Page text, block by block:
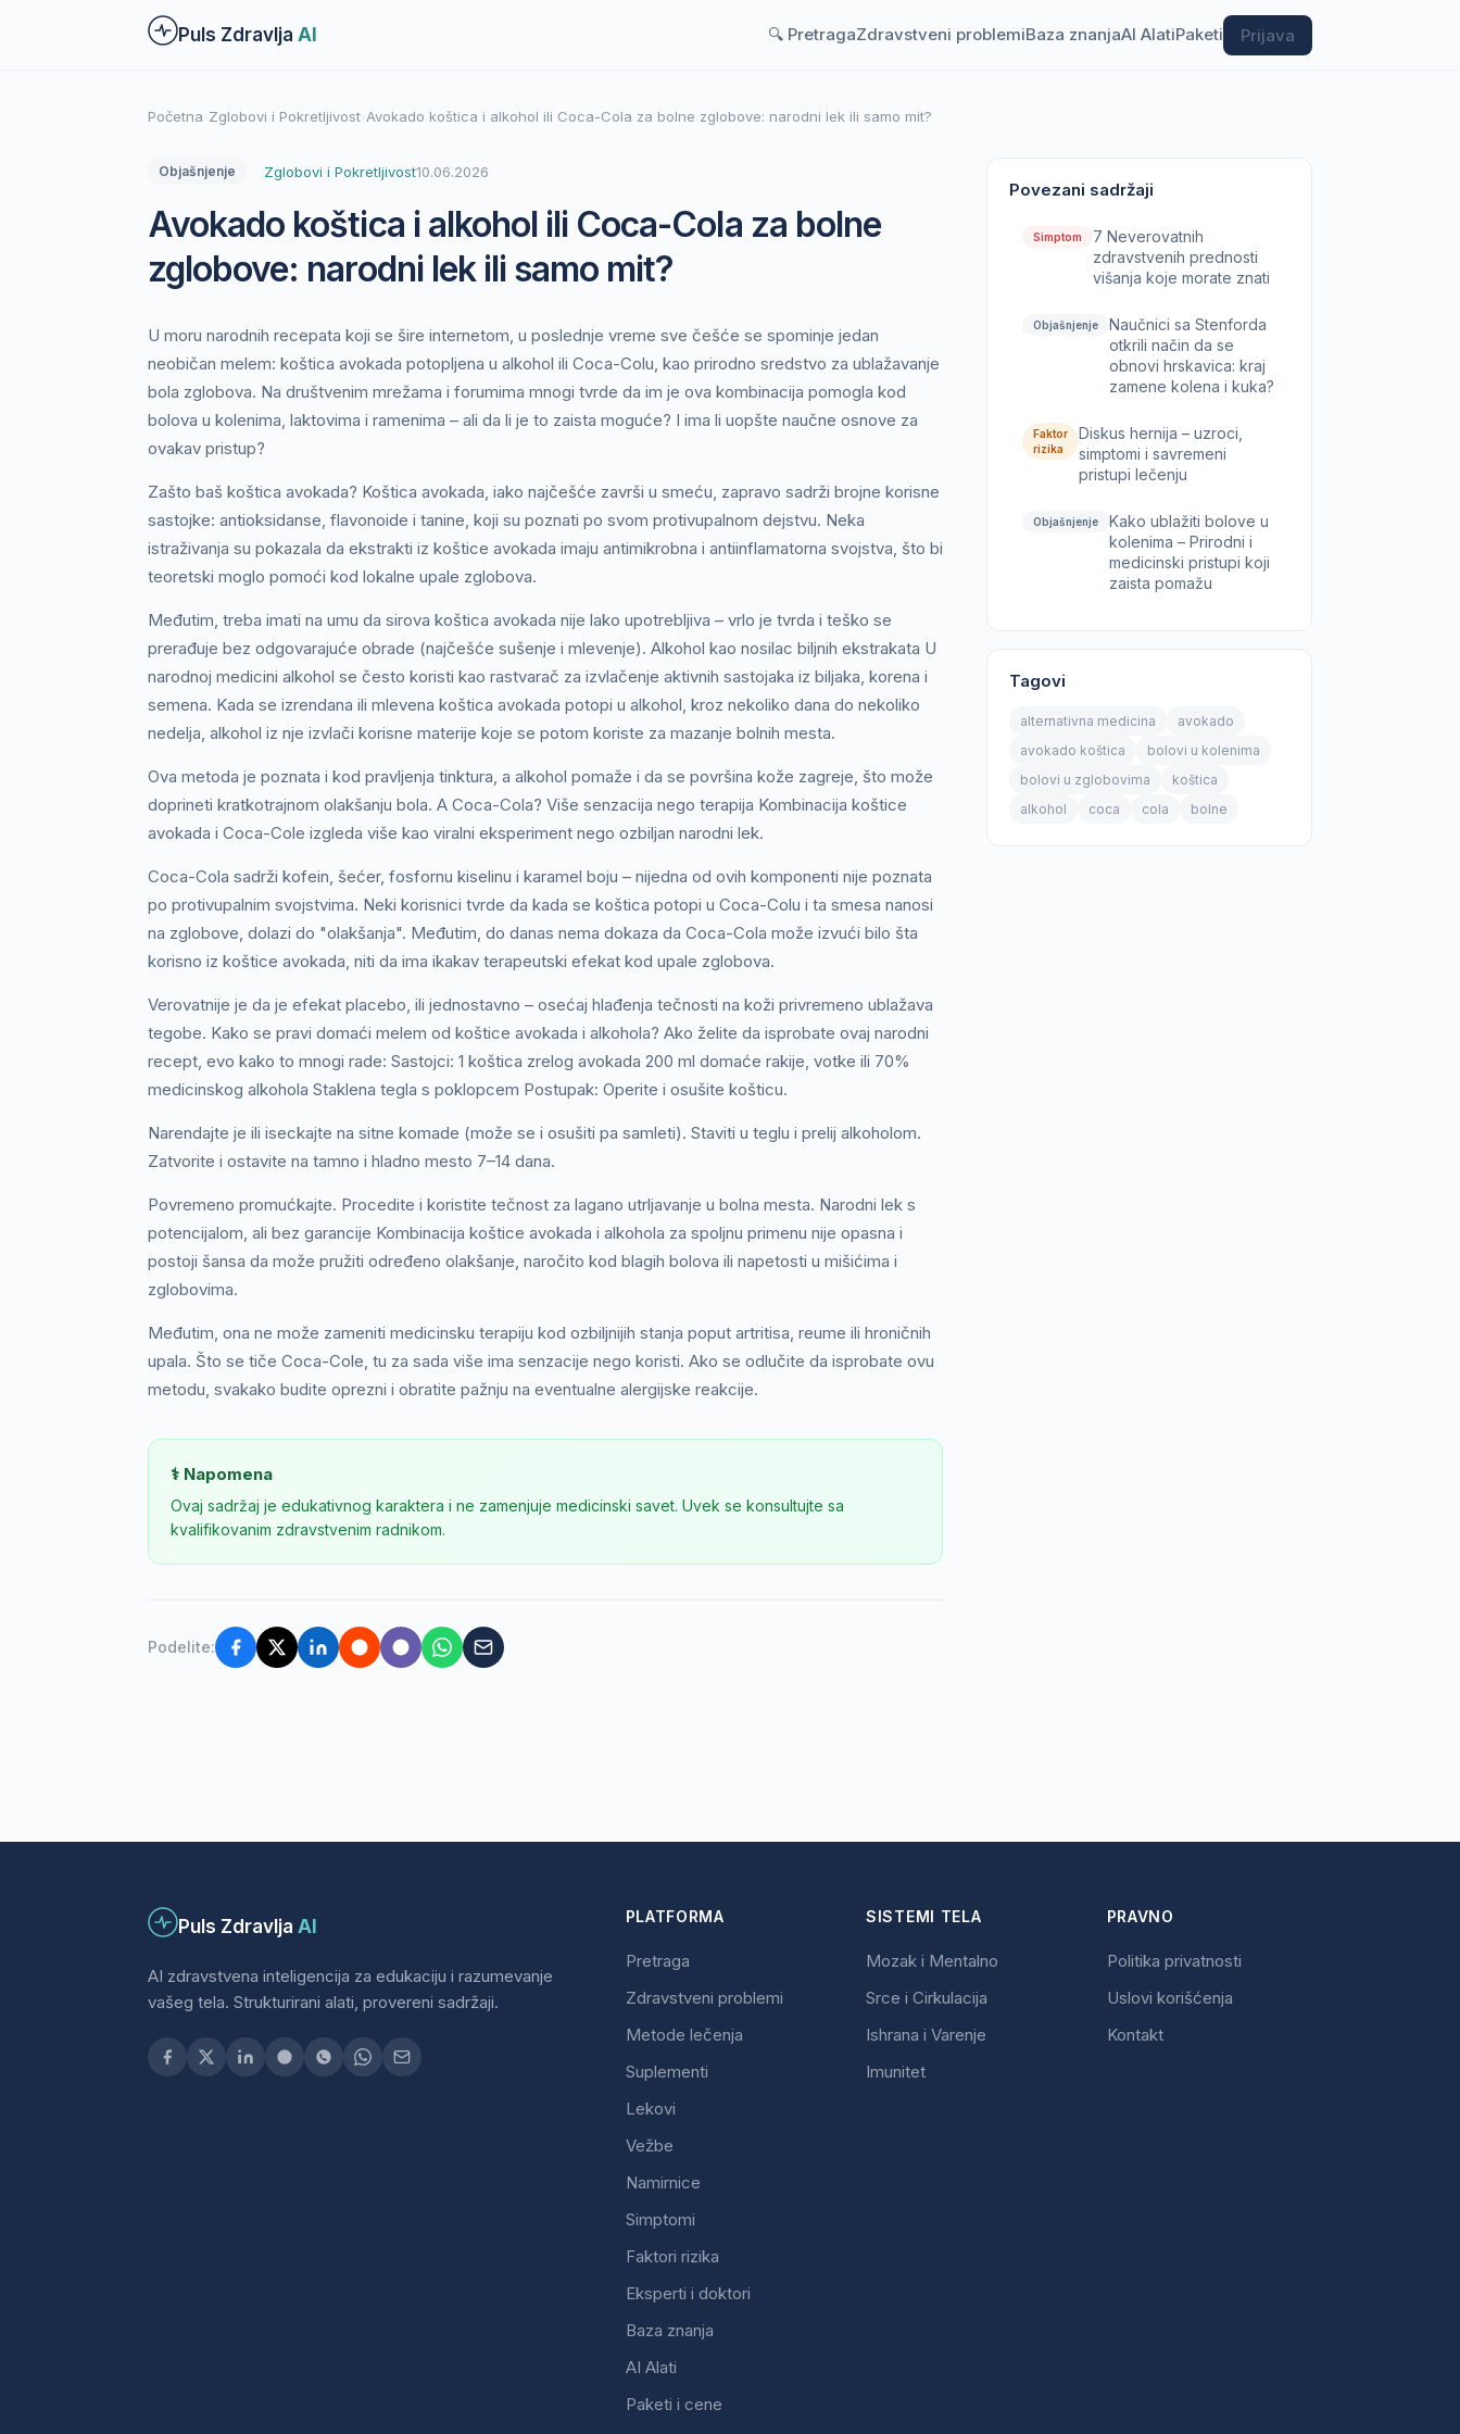
Puls Zdravlja AI 🔍 PretragaZdravstveni problemiBaza znanjaAI AlatiPaketi Prijava
Početna Zglobovi i Pokretljivost Avokado koštica i alkohol ili Coca-Cola za bolne zglobove: narodni lek ili samo mit?
Objašnjenje Zglobovi i Pokretljivost10.06.2026
Avokado koštica i alkohol ili Coca-Cola za bolne
zglobove: narodni lek ili samo mit?
U moru narodnih recepata koji se šire internetom, u poslednje vreme sve češće se spominje jedan
neobičan melem: koštica avokada potopljena u alkohol ili Coca-Colu, kao prirodno sredstvo za ublažavanje
bola zglobova. Na društvenim mrežama i forumima mnogi tvrde da im je ova kombinacija pomogla kod
bolova u kolenima, laktovima i ramenima – ali da li je to zaista moguće? I ima li uopšte naučne osnove za
ovakav pristup?
Zašto baš koštica avokada? Koštica avokada, iako najčešće završi u smeću, zapravo sadrži brojne korisne
sastojke: antioksidanse, flavonoide i tanine, koji su poznati po svom protivupalnom dejstvu. Neka
istraživanja su pokazala da ekstrakti iz koštice avokada imaju antimikrobna i antiinflamatorna svojstva, što bi
teoretski moglo pomoći kod lokalne upale zglobova.
Međutim, treba imati na umu da sirova koštica avokada nije lako upotrebljiva – vrlo je tvrda i teško se
prerađuje bez odgovarajuće obrade (najčešće sušenje i mlevenje). Alkohol kao nosilac biljnih ekstrakata U
narodnoj medicini alkohol se često koristi kao rastvarač za izvlačenje aktivnih sastojaka iz biljaka, korena i
semena. Kada se izrendana ili mlevena koštica avokada potopi u alkohol, kroz nekoliko dana do nekoliko
nedelja, alkohol iz nje izvlači korisne materije koje se potom koriste za mazanje bolnih mesta.
Ova metoda je poznata i kod pravljenja tinktura, a alkohol pomaže i da se površina kože zagreje, što može
doprineti kratkotrajnom olakšanju bola. A Coca-Cola? Više senzacija nego terapija Kombinacija koštice
avokada i Coca-Cole izgleda više kao viralni eksperiment nego ozbiljan narodni lek.
Coca-Cola sadrži kofein, šećer, fosfornu kiselinu i karamel boju – nijedna od ovih komponenti nije poznata
po protivupalnim svojstvima. Neki korisnici tvrde da kada se koštica potopi u Coca-Colu i ta smesa nanosi
na zglobove, dolazi do "olakšanja". Međutim, do danas nema dokaza da Coca-Cola može izvući bilo šta
korisno iz koštice avokada, niti da ima ikakav terapeutski efekat kod upale zglobova.
Verovatnije je da je efekat placebo, ili jednostavno – osećaj hlađenja tečnosti na koži privremeno ublažava
tegobe. Kako se pravi domaći melem od koštice avokada i alkohola? Ako želite da isprobate ovaj narodni
recept, evo kako to mnogi rade: Sastojci: 1 koštica zrelog avokada 200 ml domaće rakije, votke ili 70%
medicinskog alkohola Staklena tegla s poklopcem Postupak: Operite i osušite košticu.
Narendajte je ili iseckajte na sitne komade (može se i osušiti pa samleti). Staviti u teglu i prelij alkoholom.
Zatvorite i ostavite na tamno i hladno mesto 7–14 dana.
Povremeno promućkajte. Procedite i koristite tečnost za lagano utrljavanje u bolna mesta. Narodni lek s
potencijalom, ali bez garancije Kombinacija koštice avokada i alkohola za spoljnu primenu nije opasna i
postoji šansa da može pružiti određeno olakšanje, naročito kod blagih bolova ili napetosti u mišićima i
zglobovima.
Međutim, ona ne može zameniti medicinsku terapiju kod ozbiljnijih stanja poput artritisa, reume ili hroničnih
upala. Što se tiče Coca-Cole, tu za sada više ima senzacije nego koristi. Ako se odlučite da isprobate ovu
metodu, svakako budite oprezni i obratite pažnju na eventualne alergijske reakcije.
⚕️ Napomena
Ovaj sadržaj je edukativnog karaktera i ne zamenjuje medicinski savet. Uvek se konsultujte sa
kvalifikovanim zdravstvenim radnikom.
Podelite:
Povezani sadržaji
Simptom
7 Neverovatnih
zdravstvenih prednosti
višanja koje morate znati
Objašnjenje
Naučnici sa Stenforda
otkrili način da se
obnovi hrskavica: kraj
zamene kolena i kuka?
Faktor
rizika
Diskus hernija – uzroci,
simptomi i savremeni
pristupi lečenju
Objašnjenje
Kako ublažiti bolove u
kolenima – Prirodni i
medicinski pristupi koji
zaista pomažu
Tagovi
alternativna medicina
avokado
avokado koštica
bolovi u kolenima
bolovi u zglobovima
koštica
alkohol
coca cola bolne
Puls Zdravlja AI
AI zdravstvena inteligencija za edukaciju i razumevanje
vašeg tela. Strukturirani alati, provereni sadržaji.
PLATFORMA
Pretraga
Zdravstveni problemi
Metode lečenja
Suplementi
Lekovi
Vežbe
Namirnice
Simptomi
Faktori rizika
Eksperti i doktori
Baza znanja
AI Alati
Paketi i cene
SISTEMI TELA
Mozak i Mentalno
Srce i Cirkulacija
Ishrana i Varenje
Imunitet
PRAVNO
Politika privatnosti
Uslovi korišćenja
Kontakt